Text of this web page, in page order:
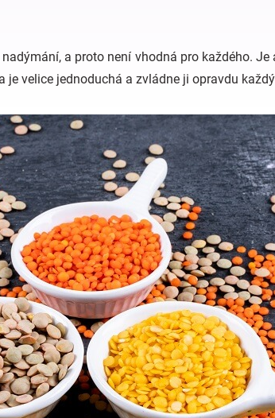
a proto není vhodná pro každého.
velice jednoduchá a zvládne ji opravdu